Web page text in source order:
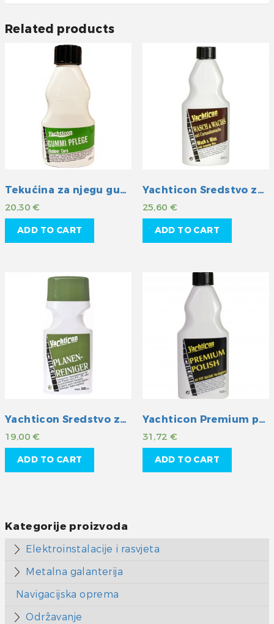
Related products
Tekućina za njegu gumenih površina
20,30€
ADD TO CART
Yachticon Sredstvo za čišćenje i pranje sa zaštitom
25,60€
ADD TO CART
Yachticon Sredstvo za čišćenje cerada
19,00€
ADD TO CART
Yachticon Premium politura s teflon-om
31,72€
ADD TO CART
Kategorije proizvoda
Elektroinstalacije i rasvjeta
Metalna galanterija
Navigacijska oprema
Održavanje